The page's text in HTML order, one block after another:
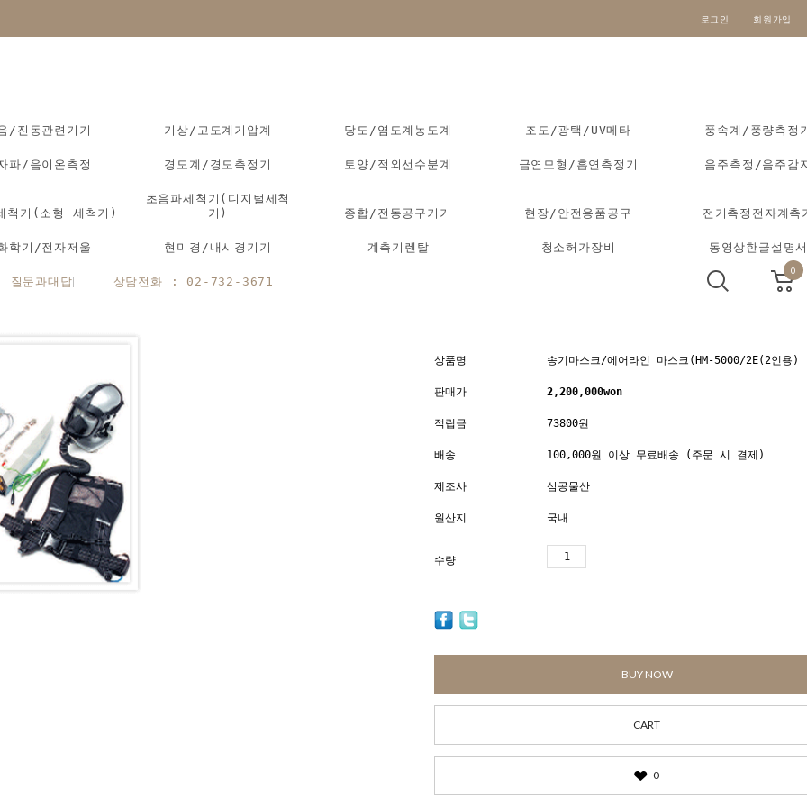
로그인 회원가입
/진동관련기기 기상/고도계기압계 당도/염도계농도계 조도/광택/UV메타 풍속계/풍량측정
파/음이온측정 경도계/경도측정기 토양/적외선수분계 금연모형/흡연측정기 음주측정/음주감
척기(소형 세척기)
초음파세척기(디지털세척
기)
종합/전동공구기기 현장/안전용품공구 전기측정전자계측
학기/전자저울 현미경/내시경기기 계측기렌탈 청소허가장비 동영상한글설명
질문과대답 상담전화 : 02-732-3671
0
상품명 송기마스크/에어라인 마스크(HM-5000/2E(2인용)
판매가 2,200,000won
적립금 73800원
배송 100,000원 이상 무료배송 (주문 시 결제)
제조사 삼공물산
원산지 국내
수량
BUY NOW
CART
0